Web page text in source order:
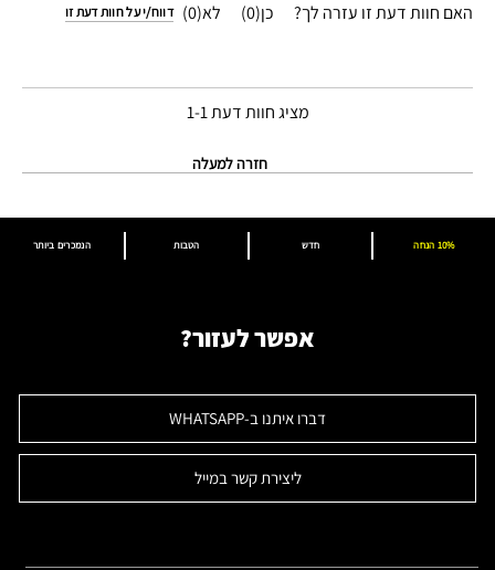
האם חוות דעת זו עזרה לך? 0
0 דווח/י על חוות דעת זו
מציג חוות דעת1-1
חזרה למעלה
הנמכרים ביותר הטבות חדש 10% הנחה
אפשר לעזור?
דברו איתנו ב-WHATSAPP
ליצירת קשר במייל